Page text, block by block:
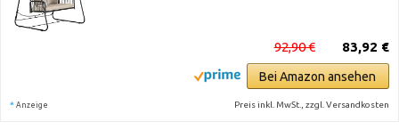
83,92 €
92,90 €
Bei Amazon ansehen
* Anzeige Preis inkl. MwSt., zzgl. Versandkosten